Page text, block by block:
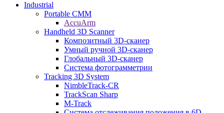
Industrial
Portable CMM
AccuArm
Handheld 3D Scanner
Композитный 3D-сканер
Умный ручной 3D-сканер
Глобальный 3D-сканер
Система фотограмметрии
Tracking 3D System
NimbleTrack-CR
TrackScan Sharp
M-Track